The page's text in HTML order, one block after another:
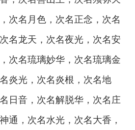
次名月色，次名正念，次名
名龙天，次名夜光，次名安
次名琉璃妙华，次名琉璃金
炎光，次名炎根，次名地
日音，次名解脱华，次名庄
通，次名水光，次名大香，